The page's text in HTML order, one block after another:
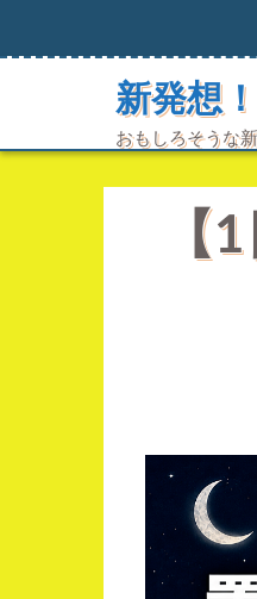
テ
ス
新発想
おもしろそうな
【